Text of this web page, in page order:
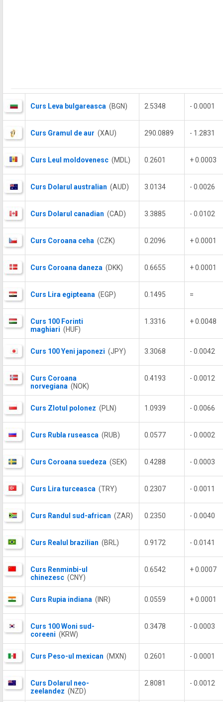
Curs Leva bulgareasca (BGN) 2.5348 - 0.0001
Curs Gramul de aur (XAU) 290.0889 - 1.2831
Curs Leul moldovenesc (MDL) 0.2601 + 0.0003
Curs Dolarul australian (AUD) 3.0134 - 0.0026
Curs Dolarul canadian (CAD) 3.3885 - 0.0102
Curs Coroana ceha (CZK) 0.2096 + 0.0001
Curs Coroana daneza (DKK) 0.6655 + 0.0001
Curs Lira egipteana (EGP) 0.1495 =
Curs 100 Forinti
maghiari (HUF)
1.3316 + 0.0048
Curs 100 Yeni japonezi (JPY) 3.3068 - 0.0042
Curs Coroana
norvegiana (NOK)
0.4193 - 0.0012
Curs Zlotul polonez (PLN) 1.0939 - 0.0066
Curs Rubla ruseasca (RUB) 0.0577 - 0.0002
Curs Coroana suedeza (SEK) 0.4288 - 0.0003
Curs Lira turceasca (TRY) 0.2307 - 0.0011
Curs Randul sud-african (ZAR) 0.2350 - 0.0040
Curs Realul brazilian (BRL) 0.9172 - 0.0141
Curs Renminbi-ul
chinezesc (CNY)
0.6542 + 0.0007
Curs Rupia indiana (INR) 0.0559 + 0.0001
Curs 100 Woni sud-
coreeni (KRW)
0.3478 - 0.0003
Curs Peso-ul mexican (MXN) 0.2601 - 0.0001
Curs Dolarul neo-
zeelandez (NZD)
2.8081 - 0.0012